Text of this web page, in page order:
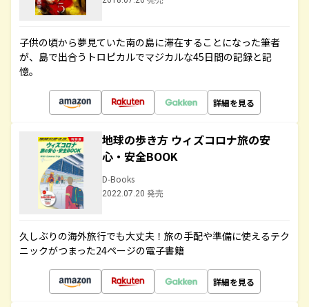
子供の頃から夢見ていた南の島に滞在することになった筆者
が、島で出合うトロピカルでマジカルな45日間の記録と記
憶。
詳細を見る
地球の歩き方 ウィズコロナ旅の安
心・安全BOOK
D-Books
2022.07.20 発売
久しぶりの海外旅行でも大丈夫！旅の手配や準備に使えるテク
ニックがつまった24ページの電子書籍
詳細を見る